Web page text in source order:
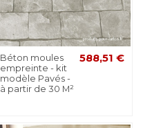
Béton moules
empreinte - kit
modèle Pavés -
à partir de 30 M²
588,51 €